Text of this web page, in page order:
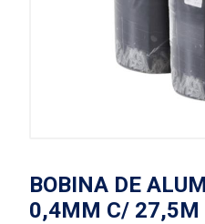
BOBINA DE
0,4MM C/ 27,5M